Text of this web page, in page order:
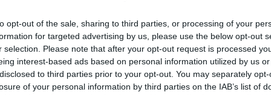
opt-out of the sale, sharing to third parties, or processing of your
for targeted advertising by us, please use the below opt-out
selection. Please note that after your opt-out request is processed
interest-based ads based on personal information utilized by us
to third parties prior to your opt-out. You may separately
of your personal information by third parties on the IAB’s list of
experiențele intense pe care mi le-a oferit
moduri prin care pot să cresc, să
plin de astfel de momente care păreau că